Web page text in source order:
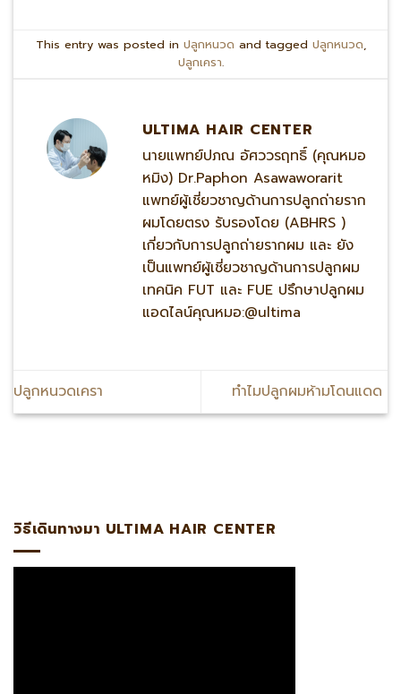
This entry was posted in ปลูกหนวด and tagged ปลูกหนวด,
ปลูกเครา.
ULTIMA HAIR CENTER
นายแพทย์ปภณ อัศววรฤทธิ์ (คุณหมอ
หมิง) Dr.Paphon Asawaworarit
แพทย์ผู้เชี่ยวชาญด้านการปลูกถ่ายราก
ผมโดยตรง รับรองโดย (ABHRS )
เกี่ยวกับการปลูกถ่ายรากผม และ ยัง
เป็นแพทย์ผู้เชี่ยวชาญด้านการปลูกผม
เทคนิค FUT และ FUE ปรึกษาปลูกผม
แอดไลน์คุณหมอ:@ultima
ปลูกหนวดเครา ทำไมปลูกผมห้ามโดนแดด
วิธีเดินทางมา ULTIMA HAIR CENTER